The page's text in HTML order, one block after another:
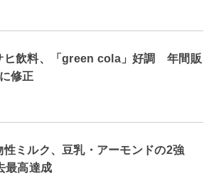
ヒ飲料、「green cola」好調 年間販
修正
性ミルク、豆乳・アーモンドの2強
最高達成